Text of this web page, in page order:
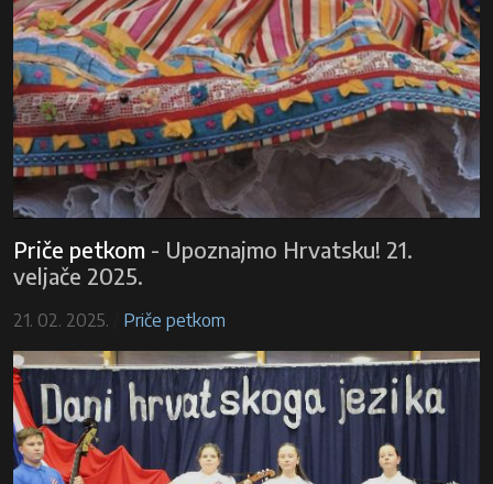
Priče petkom - Upoznajmo Hrvatsku! 21.
veljače 2025.
21. 02. 2025. Priče petkom